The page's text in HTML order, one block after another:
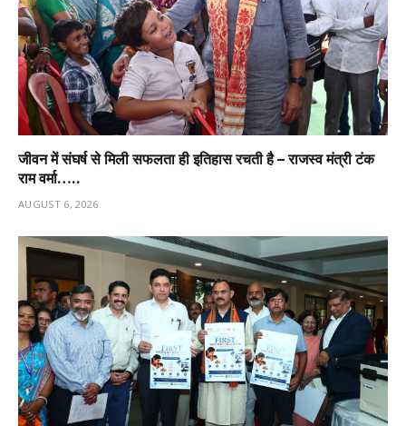
जीवन में संघर्ष से मिली सफलता ही इतिहास रचती है – राजस्व मंत्री टंक
राम वर्मा…..
AUGUST 6, 2026